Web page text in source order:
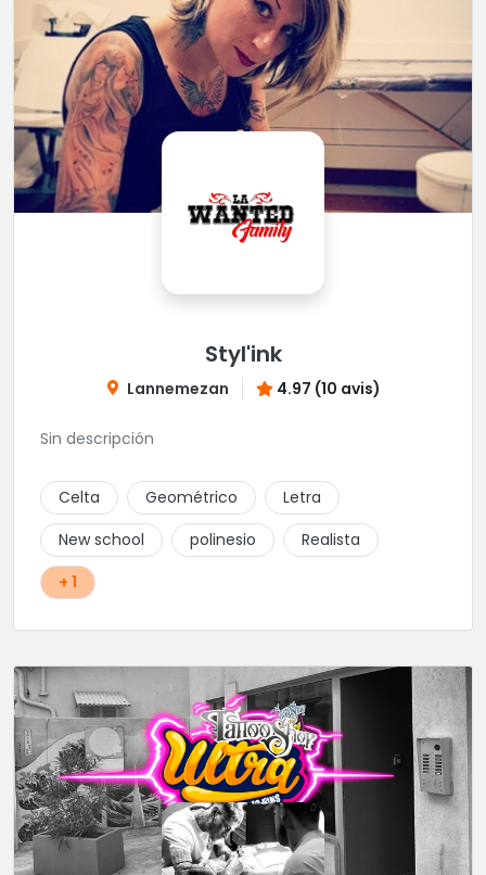
Styl'ink
Lannemezan 4.97 (10 avis)
Sin descripción
Celta Geométrico
Letra
New school
polinesio
Realista
+ 1